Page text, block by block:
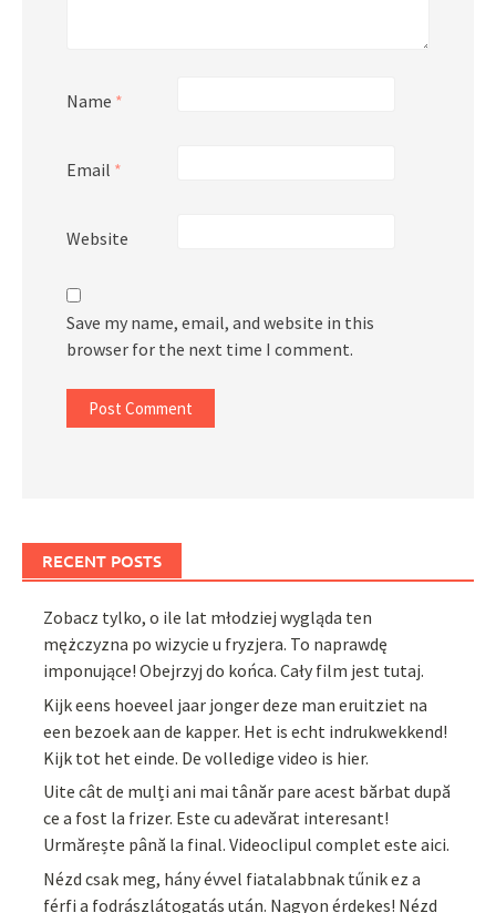
Name *
Email *
Website
Save my name, email, and website in this
browser for the next time I comment.
RECENT POSTS
Zobacz tylko, o ile lat młodziej wygląda ten
mężczyzna po wizycie u fryzjera. To naprawdę
imponujące! Obejrzyj do końca. Cały film jest tutaj.
Kijk eens hoeveel jaar jonger deze man eruitziet na
een bezoek aan de kapper. Het is echt indrukwekkend!
Kijk tot het einde. De volledige video is hier.
Uite cât de mulți ani mai tânăr pare acest bărbat după
ce a fost la frizer. Este cu adevărat interesant!
Urmărește până la final. Videoclipul complet este aici.
Nézd csak meg, hány évvel fiatalabbnak tűnik ez a
férfi a fodrászlátogatás után. Nagyon érdekes! Nézd